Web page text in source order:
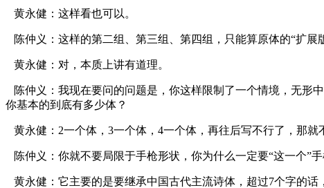
黄永健：这样看也可以。
陈仲义：这样的第二组、第三组、第四组，只能算原体的“扩展
黄永健：对，本质上讲有道理。
陈仲义：我现在要问的问题是，你这样限制了一个情境，无形
你基本的到底有多少体？
黄永健：2一个体，3一个体，4一个体，再往后写不行了，那就
陈仲义：你就不要局限于手枪形状，你为什么一定要“这一个”手
黄永健：它主要的是要继承中国古代主流诗体，超过7个字的话